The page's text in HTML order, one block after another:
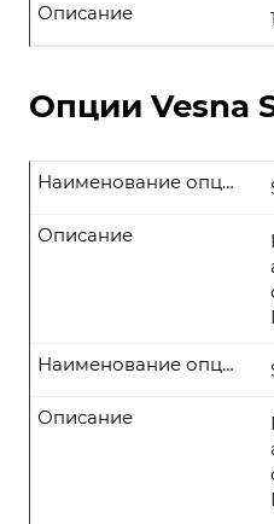
Описание
Опции Vesna
Наименование опции
Описание
Наименование опции
Описание